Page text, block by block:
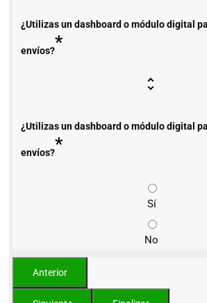
¿Utilizas un dashboard o módulo digital
envíos?*
¿Utilizas un dashboard o módulo digital
envíos?*
Sí
No